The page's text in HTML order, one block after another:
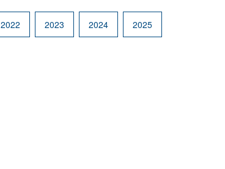
2022 2023 2024 2025